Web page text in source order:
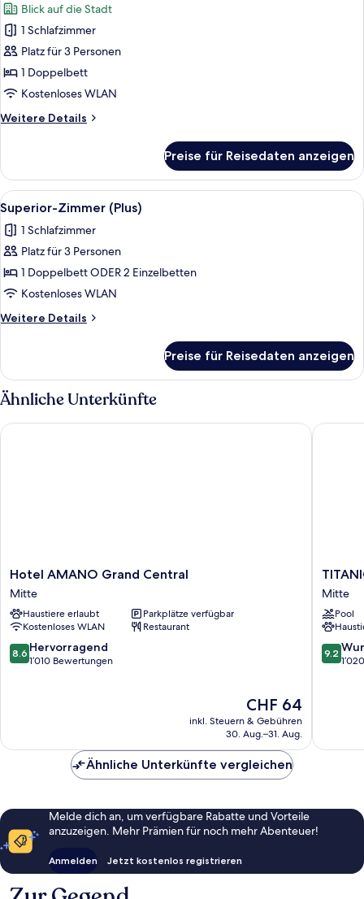
für
Junior-
Suite
anzeigen
Blick auf die Stadt
1 Schlafzimmer
Platz für 3 Personen
1 Doppelbett
Kostenloses WLAN
Weitere Details
Weitere
Suite
Preise für Reisedaten anzeigen
Alle
Fotos
für
Superior-
Zimmer
(Plus)
anzeigen
Ein modernes Hotelzimmer mit
4
Superior-Zimmer (Plus)
1 Schlafzimmer
Platz für 3 Personen
1 Doppelbett ODER 2 Einzelbetten
Kostenloses WLAN
Weitere Details
Weitere
Zimmer
(Plus)
Preise für Reisedaten anzeigen
Ähnliche Unterkünfte
Hotel
AMANO
Grand
Central
Mitte
Hotel AMANO Grand Central
Mitte
Haustiere erlaubt
Parkplätze verfügbar
Kostenloses WLAN
Restaurant
8.6
von
8.6 Hervorragend
1’010 Bewertungen
Der
Preis
beträgt
CHF 64
inkl. Steuern & Gebühren
30. Aug.–31. Aug.
Hotel AMANO Grand Central
TITANIC
Berlin
Mitte
Mitte
Pool
9.2
von
9.2
Ähnliche Unterkünfte vergleichen
Melde dich an, um verfügbare Rabatte und Vorteile
anzuzeigen. Mehr Prämien für noch mehr Abenteuer!
Anmelden Jetzt kostenlos registrieren